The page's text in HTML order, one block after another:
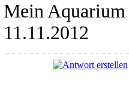
Mein
11.11.2012